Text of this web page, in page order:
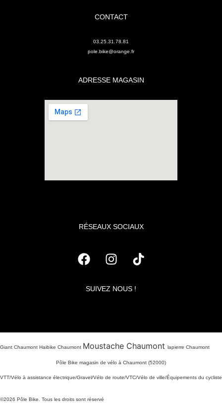
CONTACT
03.25.31.78.81
pole.bike@orange.fr
ADRESSE MAGASIN
RÉSEAUX SOCIAUX
SUIVEZ NOUS !
Giant Chaumont Haibike Chaumont Moustache Chaumont lapierre Chaumont
Pôle Bike magasin de vélo à Chaumont (52000)
VTT/Vélo à assistance électrique/Gravel/Vélo de route/VTC/Vélo de ville/Équipements du cycliste
©2026 Pôle Bike. Tous les droits sont réservé